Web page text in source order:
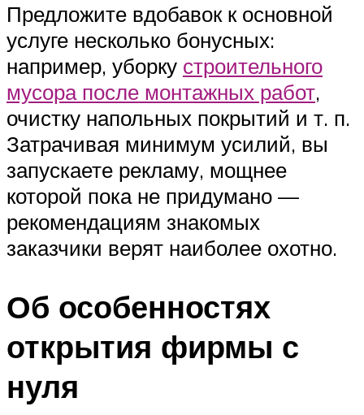
Предложите вдобавок к основной
услуге несколько бонусных:
например, уборку строительного
мусора после монтажных работ,
очистку напольных покрытий и т. п.
Затрачивая минимум усилий, вы
запускаете рекламу, мощнее
которой пока не придумано —
рекомендациям знакомых
заказчики верят наиболее охотно.
Об особенностях
открытия фирмы с
нуля